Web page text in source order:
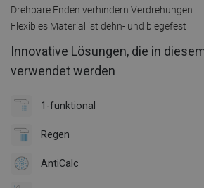
Drehbare Enden verhindern Verdrehungen
Flexibles Material ist dehn- und biegefest
Innovative Lösungen, die in
verwendet werden
1-funktional
Regen
AntiCalc